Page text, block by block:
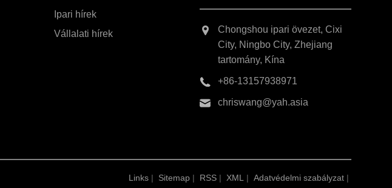
Ipari hírek
Vállalati hírek
Chongshou ipari övezet, Cixi
City, Ningbo City, Zhejiang
tartomány, Kína
+86-13157938971
chriswang@yah.asia
Links| Sitemap| RSS| XML | Adatvédelmi szabályzat|